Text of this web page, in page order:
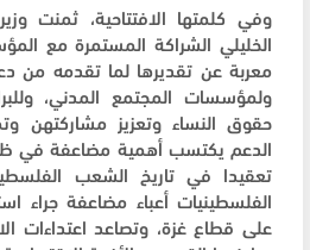
وفي كلمتها الافتتاحية، ثمنت
الخليلي الشراكة المستمرة مع
معربة عن تقديرها لما تقدمه من
ولمؤسسات المجتمع المدني،
حقوق النساء وتعزيز مشاركتهن
الدعم يكتسب أهمية مضاعفة في
تعقيدا في تاريخ الشعب
الفلسطينيات أعباء مضاعفة جراء
على قطاع غزة، وتصاعد اعتداءات